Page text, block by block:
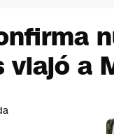
viajó a